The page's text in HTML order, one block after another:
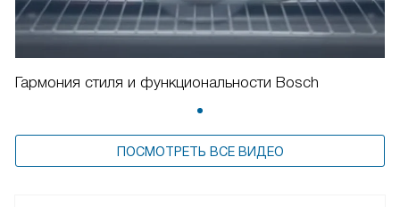
Гармония стиля и функциональности Bosch
ПОСМОТРЕТЬ ВСЕ ВИДЕО